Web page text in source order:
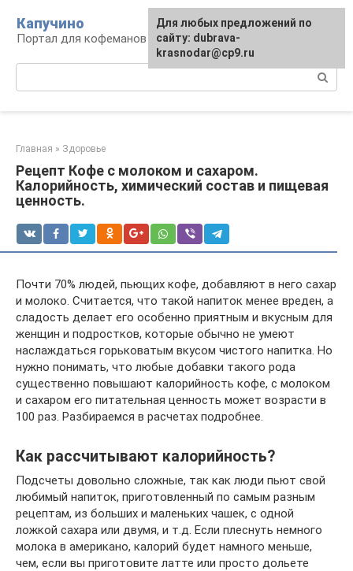
контенту
Капучино
Портал для кофеманов
Главная » Здоровье
Рецепт Кофе с молоком и сахаром.
Калорийность, химический состав и пищевая
ценность.
Почти 70% людей, пьющих кофе, добавляют в него сахар
и молоко. Считается, что такой напиток менее вреден, а
сладость делает его особенно приятным и вкусным для
женщин и подростков, которые обычно не умеют
наслаждаться горьковатым вкусом чистого напитка. Но
нужно понимать, что любые добавки такого рода
существенно повышают калорийность кофе, с молоком
и сахаром его питательная ценность может возрасти в
100 раз. Разбираемся в расчетах подробнее.
Как рассчитывают калорийность?
Подсчеты довольно сложные, так как люди пьют свой
любимый напиток, приготовленный по самым разным
рецептам, из больших и маленьких чашек, с одной
ложкой сахара или двумя, и т.д. Если плеснуть немного
молока в американо, калорий будет намного меньше,
чем, если вы приготовите латте или просто дольете
Для любых предложений по
сайту: dubrava-
krasnodar@cp9.ru